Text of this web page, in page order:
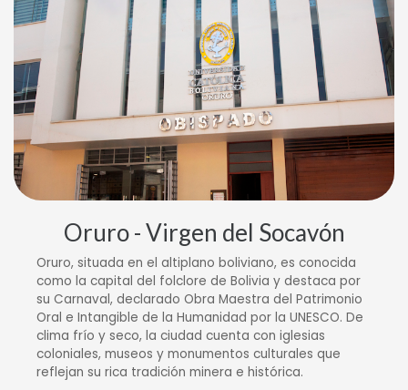
Oruro - Virgen del Socavón
Oruro, situada en el altiplano boliviano, es conocida
como la capital del folclore de Bolivia y destaca por
su Carnaval, declarado Obra Maestra del Patrimonio
Oral e Intangible de la Humanidad por la UNESCO. De
clima frío y seco, la ciudad cuenta con iglesias
coloniales, museos y monumentos culturales que
reflejan su rica tradición minera e histórica.